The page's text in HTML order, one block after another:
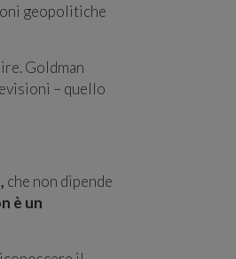
geopolitiche
Goldman
– quello
che non dipende
è un